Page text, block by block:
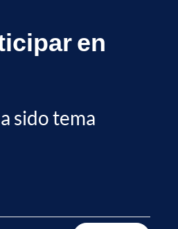
en
sido tema